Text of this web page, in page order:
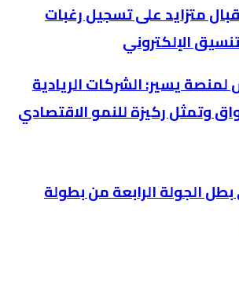
متزايد على تسجيل رغبات
الإلكتروني
يسير: الشركات الريادية
وتمثل ركيزة للنمو الاقتصادي
الجولة الرابعة من بطولة